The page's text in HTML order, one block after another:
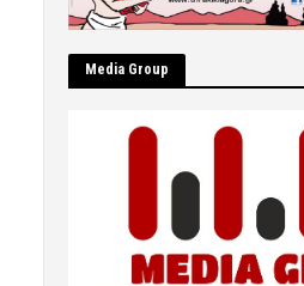
Μedia Group